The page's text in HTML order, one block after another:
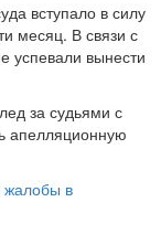
вступало в силу
месяц. В связи с
успевали вынести
за судьями с
апелляционную
жалобы в